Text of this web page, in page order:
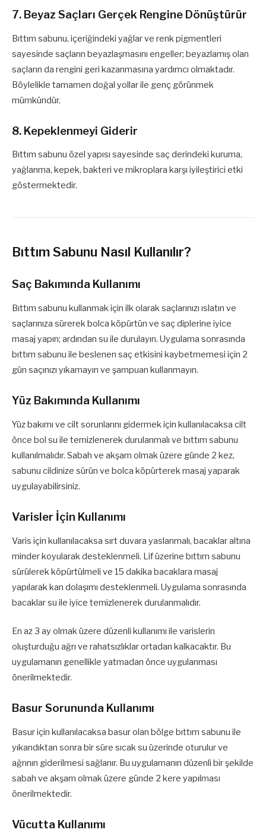
7. Beyaz Saçları Gerçek Rengine Dönüştürür
Bıttım sabunu, içeriğindeki yağlar ve renk pigmentleri
sayesinde saçların beyazlaşmasını engeller; beyazlamış olan
saçların da rengini geri kazanmasına yardımcı olmaktadır.
Böylelikle tamamen doğal yollar ile genç görünmek
mümkündür.
8. Kepeklenmeyi Giderir
Bıttım sabunu özel yapısı sayesinde saç derindeki kuruma,
yağlanma, kepek, bakteri ve mikroplara karşı iyileştirici etki
göstermektedir.
Bıttım Sabunu Nasıl Kullanılır?
Saç Bakımında Kullanımı
Bıttım sabunu kullanmak için ilk olarak saçlarınızı ıslatın ve
saçlarınıza sürerek bolca köpürtün ve saç diplerine iyice
masaj yapın; ardından su ile durulayın. Uygulama sonrasında
bıttım sabunu ile beslenen saç etkisini kaybetmemesi için 2
gün saçınızı yıkamayın ve şampuan kullanmayın.
Yüz Bakımında Kullanımı
Yüz bakımı ve cilt sorunlarını gidermek için kullanılacaksa cilt
önce bol su ile temizlenerek durulanmalı ve bıttım sabunu
kullanılmalıdır. Sabah ve akşam olmak üzere günde 2 kez,
sabunu cildinize sürün ve bolca köpürterek masaj yaparak
uygulayabilirsiniz.
Varisler İçin Kullanımı
Varis için kullanılacaksa sırt duvara yaslanmalı, bacaklar altına
minder koyularak desteklenmeli. Lif üzerine bıttım sabunu
sürülerek köpürtülmeli ve 15 dakika bacaklara masaj
yapılarak kan dolaşımı desteklenmeli. Uygulama sonrasında
bacaklar su ile iyice temizlenerek durulanmalıdır.
En az 3 ay olmak üzere düzenli kullanımı ile varislerin
oluşturduğu ağrı ve rahatsızlıklar ortadan kalkacaktır. Bu
uygulamanın genellikle yatmadan önce uygulanması
önerilmektedir.
Basur Sorununda Kullanımı
Basur için kullanılacaksa basur olan bölge bıttım sabunu ile
yıkandıktan sonra bir süre sıcak su üzerinde oturulur ve
ağrının giderilmesi sağlanır. Bu uygulamanın düzenli bir şekilde
sabah ve akşam olmak üzere günde 2 kere yapılması
önerilmektedir.
Vücutta Kullanımı